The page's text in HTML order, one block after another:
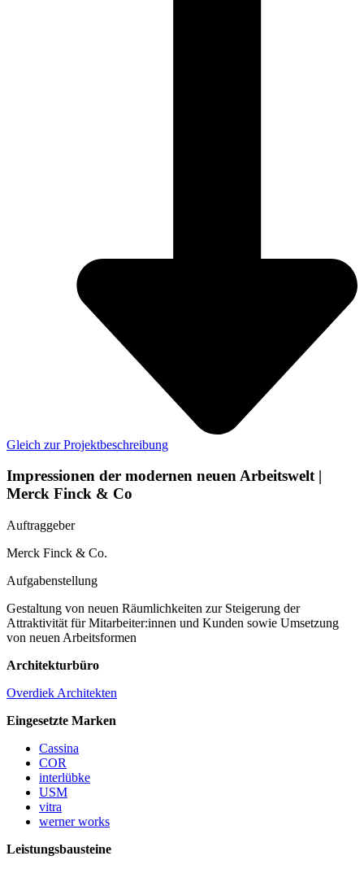
Gleich zur Projektbeschreibung
Impressionen der modernen neuen Arbeitswelt |
Merck Finck & Co
Auftraggeber
Merck Finck & Co.
Aufgabenstellung
Gestaltung von neuen Räumlichkeiten zur Steigerung der
Attraktivität für Mitarbeiter:innen und Kunden sowie Umsetzung
von neuen Arbeitsformen
Architekturbüro
Overdiek Architekten
Eingesetzte Marken
Cassina
COR
interlübke
USM
vitra
werner works
Leistungsbausteine